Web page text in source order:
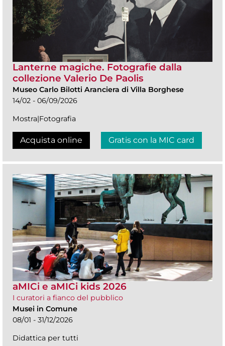
Lanterne magiche. Fotografie dalla
collezione Valerio De Paolis
Museo Carlo Bilotti Aranciera di Villa Borghese
14/02 - 06/09/2026
Mostra|Fotografia
Acquista online Gratis con la MIC card
aMICi e aMICi kids 2026
I curatori a fianco del pubblico
Musei in Comune
08/01 - 31/12/2026
Didattica per tutti